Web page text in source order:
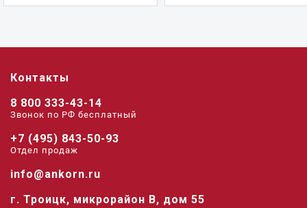
Контакты
8 800 333-43-14
Звонок по РФ беcплатный
+7 (495) 843-50-93
Отдел продаж
info@ankorn.ru
г. Троицк, микрорайон В, дом 55